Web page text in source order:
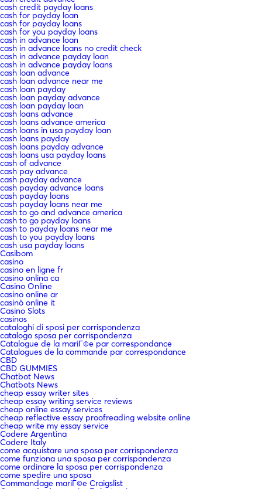
cash credit payday loans
cash for payday loan
cash for payday loans
cash for you payday loans
cash in advance loan
cash in advance loans no credit check
cash in advance payday loan
cash in advance payday loans
cash loan advance
cash loan advance near me
cash loan payday
cash loan payday advance
cash loan payday loan
cash loans advance
cash loans advance america
cash loans in usa payday loan
cash loans payday
cash loans payday advance
cash loans usa payday loans
cash of advance
cash pay advance
cash payday advance
cash payday advance loans
cash payday loans
cash payday loans near me
cash to go and advance america
cash to go payday loans
cash to payday loans near me
cash to you payday loans
cash usa payday loans
Casibom
casino
casino en ligne fr
casino onlina ca
Casino Online
casino online ar
casinò online it
Casino Slots
casinos
cataloghi di sposi per corrispondenza
catalogo sposa per corrispondenza
Catalogue de la mariГ©e par correspondance
Catalogues de la commande par correspondance
CBD
CBD GUMMIES
Chatbot News
Chatbots News
cheap essay writer sites
cheap essay writing service reviews
cheap online essay services
cheap reflective essay proofreading website online
cheap write my essay service
Codere Argentina
Codere Italy
come acquistare una sposa per corrispondenza
come funziona una sposa per corrispondenza
come ordinare la sposa per corrispondenza
come spedire una sposa
Commandage mariГ©e Craigslist